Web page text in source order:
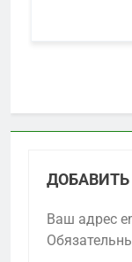
Ваш адрес